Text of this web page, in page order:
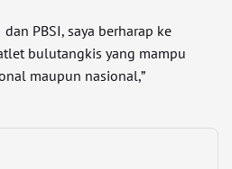
PBSI, saya berharap ke
bulutangkis yang mampu
maupun nasional,”